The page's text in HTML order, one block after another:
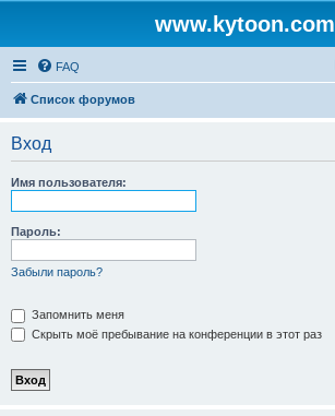
www.kytoon.com
FAQ
Список форумов
Вход
Имя пользователя:
Пароль:
Забыли пароль?
Запомнить меня
Скрыть моё пребывание на конференции в этот раз